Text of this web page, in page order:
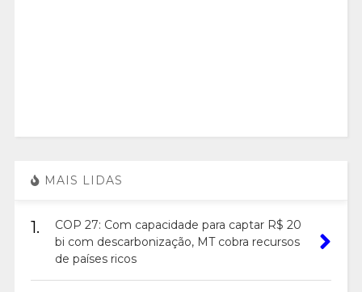
MAIS LIDAS
1.
COP 27: Com capacidade para captar R$ 20
bi com descarbonização, MT cobra recursos
de países ricos